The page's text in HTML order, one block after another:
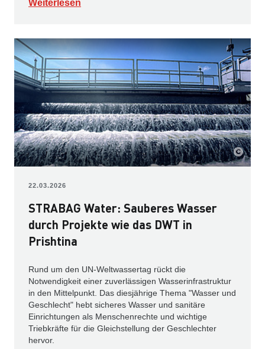
Weiterlesen
22.03.2026
STRABAG Water: Sauberes Wasser
durch Projekte wie das DWT in
Prishtina
Rund um den UN-Weltwassertag rückt die
Notwendigkeit einer zuverlässigen Wasserinfrastruktur
in den Mittelpunkt. Das diesjährige Thema "Wasser und
Geschlecht" hebt sicheres Wasser und sanitäre
Einrichtungen als Menschenrechte und wichtige
Triebkräfte für die Gleichstellung der Geschlechter
hervor.